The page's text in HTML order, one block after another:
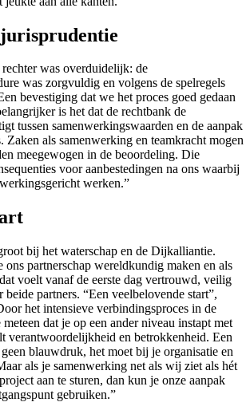
was overduidelijk: de
was zorgvuldig en volgens de spelregels
bevestiging dat we het proces goed gedaan
is het dat de rechtbank de
tussen samenwerkingswaarden en de aanpak
Zaken als samenwerking en teamkracht mogen
meegewogen in de beoordeling. Die
voor aanbestedingen na ons waarbij
werken.”
bij het waterschap en de Dijkalliantie.
partnerschap wereldkundig maken en als
voelt vanaf de eerste dag vertrouwd, veilig
partners. “Een veelbelovende start”,
het intensieve verbindingsproces in de
dat je op een ander niveau instapt met
verantwoordelijkheid en betrokkenheid. Een
blauwdruk, het moet bij je organisatie en
als je samenwerking net als wij ziet als hét
aan te sturen, dan kun je onze aanpak
gebruiken.”